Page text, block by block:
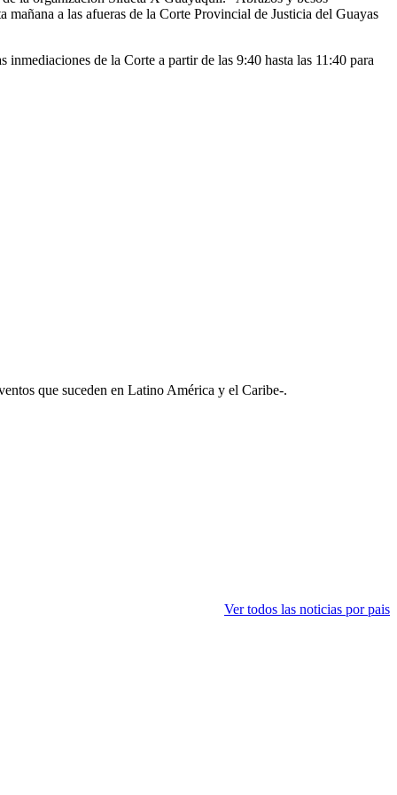
mañana a las afueras de la Corte Provincial de Justicia del Guayas
de la Corte a partir de las 9:40 hasta las 11:40 para
que suceden en Latino América y el Caribe-.
Ver todos las noticias por pais